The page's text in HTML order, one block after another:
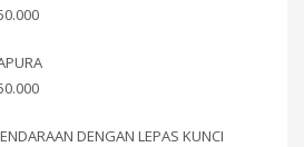
DENGAN LEPAS KUNCI